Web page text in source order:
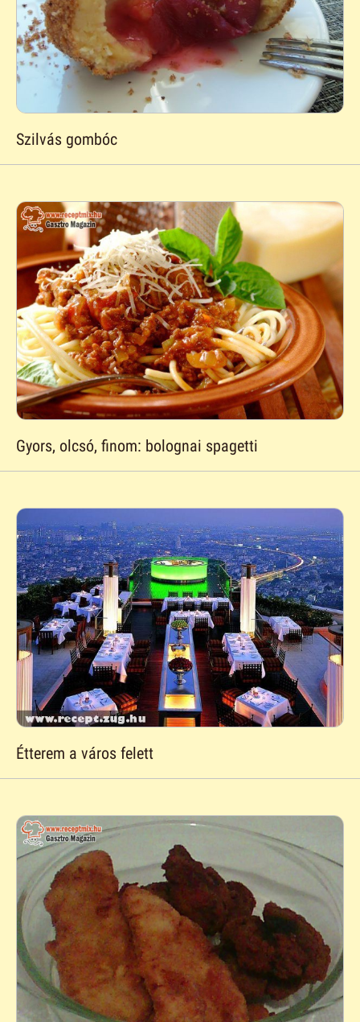
Szilvás gombóc
Gyors, olcsó, finom: bolognai spagetti
Étterem a város felett